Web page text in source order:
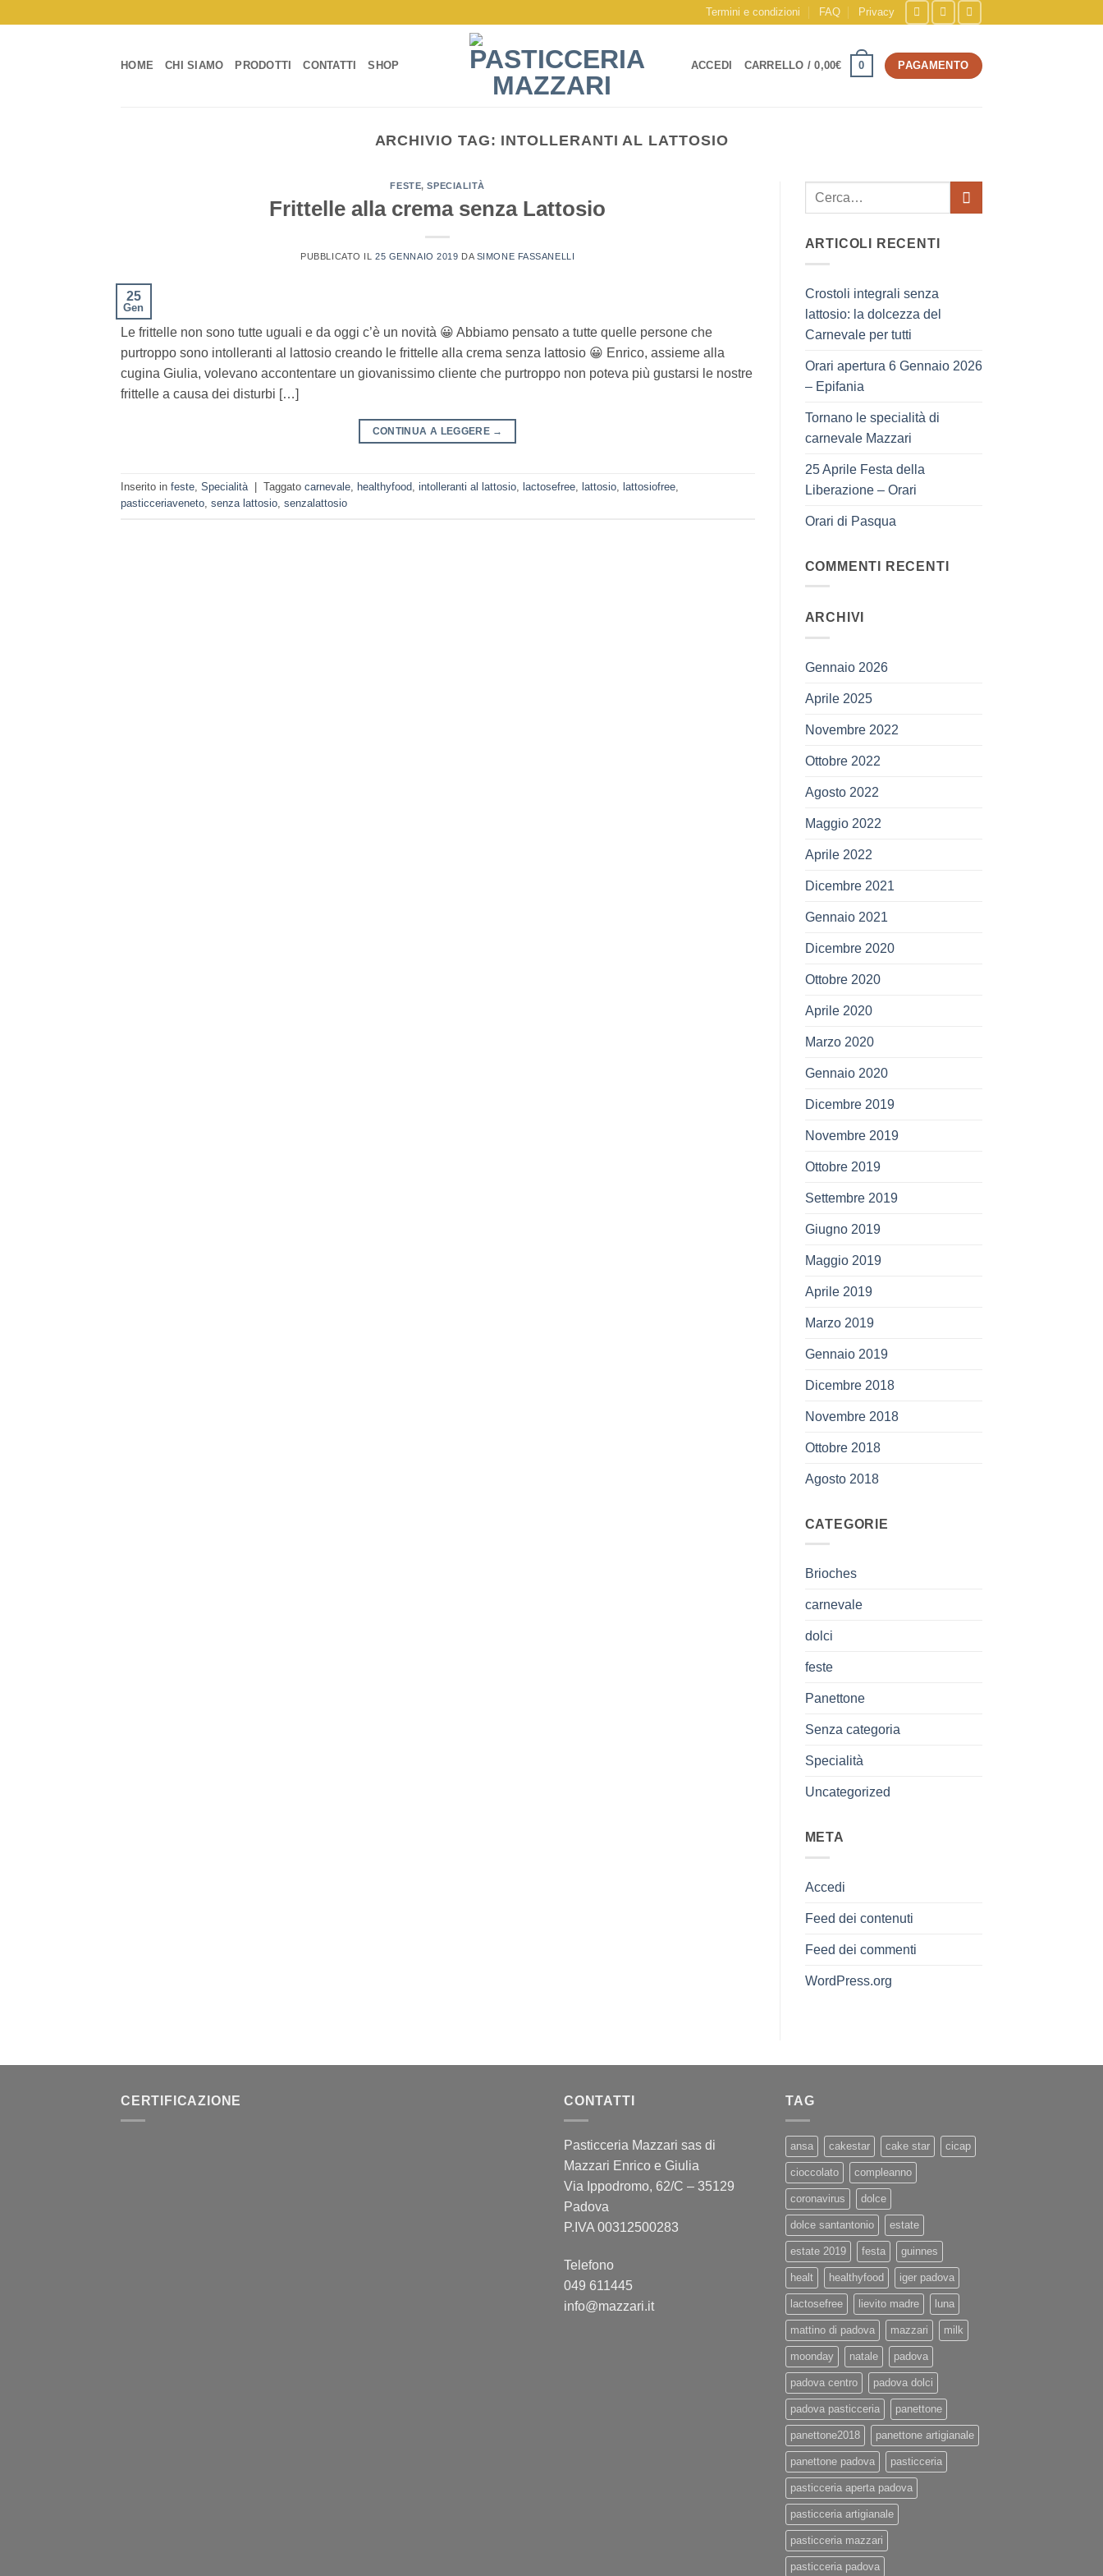
Termini e condizioni FAQ Privacy
HOME CHI SIAMO PRODOTTI CONTATTI SHOP ACCEDI CARRELLO /0,00€ 0 PAGAMENTO
ARCHIVIO TAG: INTOLLERANTI AL LATTOSIO
FESTE,SPECIALITÀ
Frittelle alla crema senza Lattosio
PUBBLICATO IL25 GENNAIO 2019 DA SIMONE FASSANELLI
25
Gen
Le frittelle non sono tutte uguali e da oggi c’è un novità 😀 Abbiamo pensato a tutte quelle persone che
purtroppo sono intolleranti al lattosio creando le frittelle alla crema senza lattosio 😀 Enrico, assieme alla
cugina Giulia, volevano accontentare un giovanissimo cliente che purtroppo non poteva più gustarsi le nostre
frittelle a causa dei disturbi […]
CONTINUA A LEGGERE →
Inserito in feste, Specialità Taggato carnevale, healthyfood, intolleranti al lattosio, lactosefree, lattosio, lattosiofree,
pasticceriaveneto, senza lattosio, senzalattosio
ARTICOLI RECENTI
Crostoli integrali senza
lattosio: la dolcezza del
Carnevale per tutti
Orari apertura 6 Gennaio 2026
– Epifania
Tornano le specialità di
carnevale Mazzari
25 Aprile Festa della
Liberazione – Orari
Orari di Pasqua
COMMENTI RECENTI
ARCHIVI
Gennaio 2026
Aprile 2025
Novembre 2022
Ottobre 2022
Agosto 2022
Maggio 2022
Aprile 2022
Dicembre 2021
Gennaio 2021
Dicembre 2020
Ottobre 2020
Aprile 2020
Marzo 2020
Gennaio 2020
Dicembre 2019
Novembre 2019
Ottobre 2019
Settembre 2019
Giugno 2019
Maggio 2019
Aprile 2019
Marzo 2019
Gennaio 2019
Dicembre 2018
Novembre 2018
Ottobre 2018
Agosto 2018
CATEGORIE
Brioches
carnevale
dolci
feste
Panettone
Senza categoria
Specialità
Uncategorized
META
Accedi
Feed dei contenuti
Feed dei commenti
WordPress.org
CERTIFICAZIONE CONTATTI
Pasticceria Mazzari sas di
Mazzari Enrico e Giulia
Via Ippodromo, 62/C – 35129
Padova
P.IVA 00312500283
Telefono
049 611445
info@mazzari.it
TAG
ansa cakestar cake star cicap
cioccolato compleanno
coronavirus dolce
dolce santantonio estate
estate 2019 festa guinnes
healt healthyfood iger padova
lactosefree lievito madre luna
mattino di padova mazzari milk
moonday natale padova
padova centro padova dolci
padova pasticceria panettone
panettone2018 panettone artigianale
panettone padova pasticceria
pasticceria aperta padova
pasticceria artigianale
pasticceria mazzari
pasticceria padova